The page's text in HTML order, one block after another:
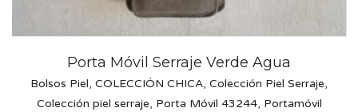
Porta Móvil Serraje Verde Agua
Bolsos Piel, COLECCIÓN CHICA, Colección Piel Serraje,
Colección piel serraje, Porta Móvil 43244, Portamóvil